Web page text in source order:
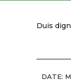
Duis
DATE: